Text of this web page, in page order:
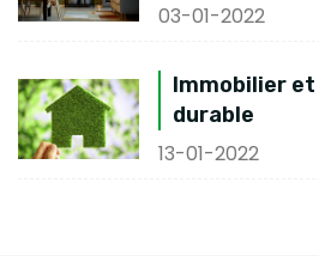
03-01-2022
Immobilier
durable
13-01-2022